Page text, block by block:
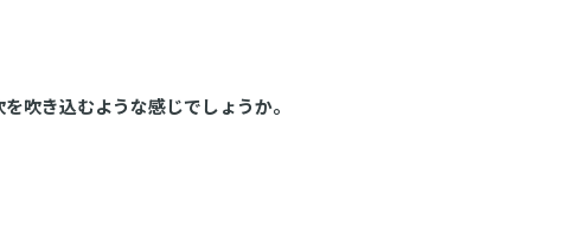
吹き込むような感じでしょうか。